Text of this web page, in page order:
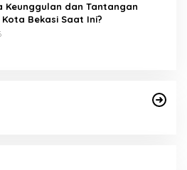
Keunggulan dan Tantangan
Bekasi Saat Ini?